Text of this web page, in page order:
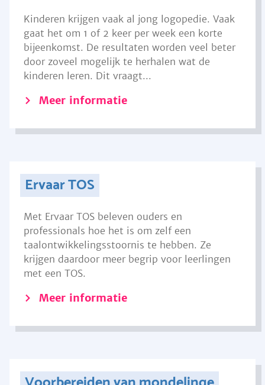
Kinderen krijgen vaak al jong logopedie. Vaak
gaat het om 1 of 2 keer per week een korte
bijeenkomst. De resultaten worden veel beter
door zoveel mogelijk te herhalen wat de
kinderen leren. Dit vraagt...
Meer informatie
Ervaar TOS
Met Ervaar TOS beleven ouders en
professionals hoe het is om zelf een
taalontwikkelingsstoornis te hebben. Ze
krijgen daardoor meer begrip voor leerlingen
met een TOS.
Meer informatie